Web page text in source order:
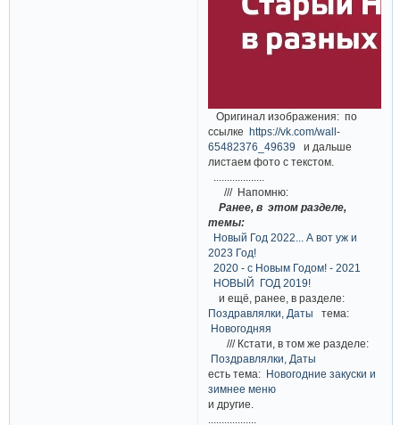
Оригинал изображения: по
ссылке
https://vk.com/wall-
65482376_49639 и дальше
листаем фото с текстом.
/// Напомню:
Ранее, в этом разделе,
темы:
Новый Год 2022... А вот уж и
2023 Год!
2020 - с Новым Годом! - 2021
НОВЫЙ ГОД 2019!
и ещё, ранее, в разделе:
Поздравлялки, Даты тема:
Новогодняя
/// Кстати, в том же разделе:
Поздравлялки, Даты
есть тема:
Новогодние закуски и
зимнее меню
и другие.